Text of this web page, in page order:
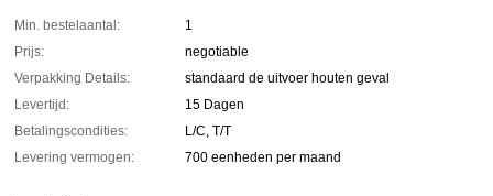
Min. bestelaantal:
1
Prijs:
negotiable
Verpakking Details:
standaard de uitvoer houten geval
Levertijd:
15 Dagen
Betalingscondities:
L/C, T/T
Levering vermogen:
700 eenheden per maand